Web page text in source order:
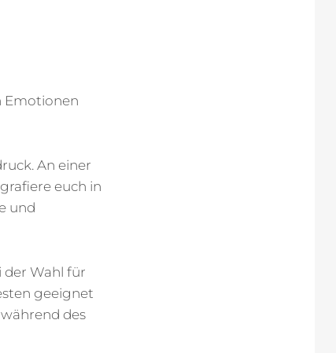
Emotionen
An einer
euch in
und
der Wahl für
geeignet
des